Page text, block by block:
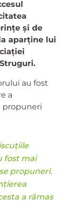
și de
aparține lui
au fost
a
propuneri
fost mai
propuneri.
a rămas